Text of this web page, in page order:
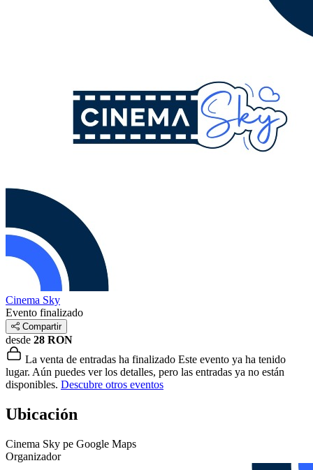
Cinema Sky
Evento finalizado
Compartir
desde 28 RON
La venta de entradas ha finalizado Este evento ya ha tenido
lugar. Aún puedes ver los detalles, pero las entradas ya no están
disponibles. Descubre otros eventos
Ubicación
Cinema Sky pe Google Maps
Organizador